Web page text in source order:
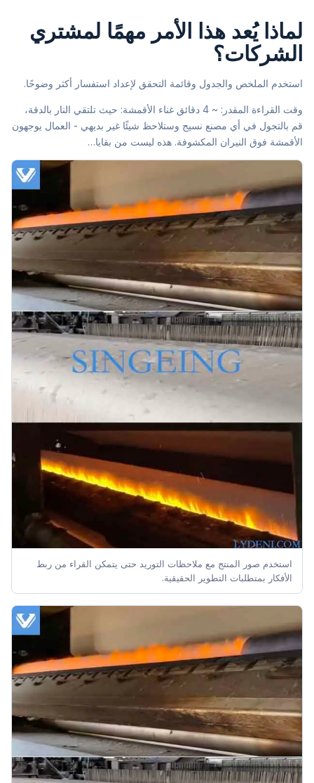
لماذا يُعد هذا الأمر مهمًا لمشتري
الشركات؟
استخدم الملخص والجدول وقائمة التحقق لإعداد استفسار أكثر وضوحًا.
وقت القراءة المقدر: ~ 4 دقائق غناء الأقمشة: حيث تلتقي النار بالدقة،
قم بالتجول في أي مصنع نسيج وستلاحظ شيئًا غير بديهي - العمال يوجهون
الأقمشة فوق النيران المكشوفة. هذه ليست من بقايا…
استخدم صور المنتج مع ملاحظات التوريد حتى يتمكن القراء من ربط
الأفكار بمتطلبات التطوير الحقيقية.